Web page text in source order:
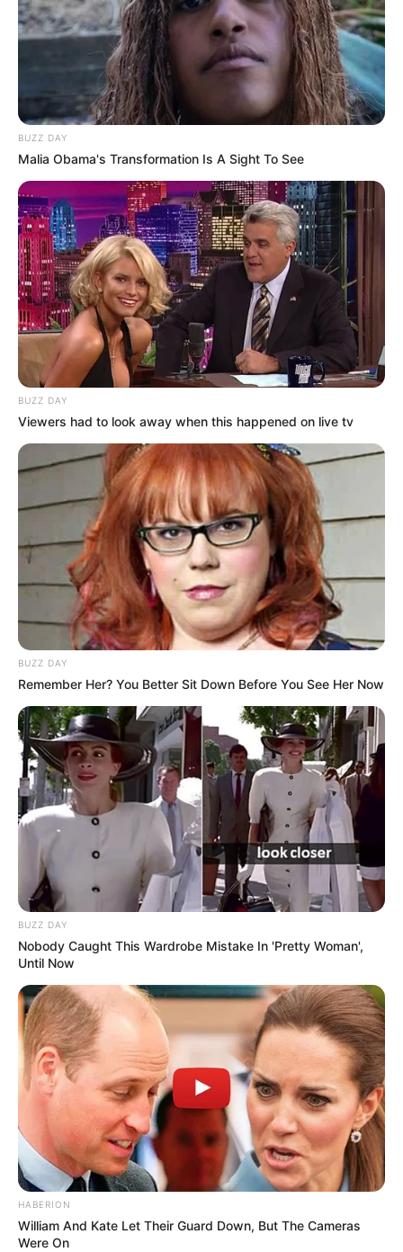
Anti Mainstream, 10 Cara
Membawa Barang Belanjaan
Versi Warga Thailand
Langka Banget! 10 Pose Lucu
Katak yang Bikin Ketawa
Gemes
Ambyar! 10 Kalimat Baper
Pakai Bahasa Jawa Ini Bikin
Galau Abis
Fail! 10 Potret Makanan Gagal
Dimasak yang Bikin Kamu
Nggak Selera
10 Pose Manekin Anti
Mainstream yang Konyol
Banget
8 Kata Lucu Seputar Malam
Minggu ala Jomblo yang Bikin
Ngenes
BUZZ DAY
Malia Obama's Transformation Is A Sight To See
BUZZ DAY
Viewers had to look away when this happened on live tv
BUZZ DAY
Remember Her? You Better Sit Down Before You See Her Now
BUZZ DAY
Nobody Caught This Wardrobe Mistake In 'Pretty Woman',
Until Now
HABERION
William And Kate Let Their Guard Down, But The Cameras
Were On